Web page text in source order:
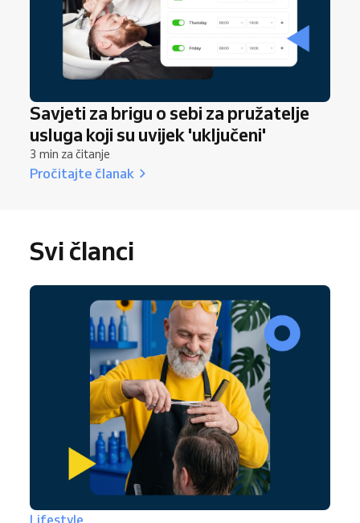
Savjeti za brigu o sebi za pružatelje
usluga koji su uvijek 'uključeni'
3 min za čitanje
Pročitajte članak
Svi članci
Lifestyle